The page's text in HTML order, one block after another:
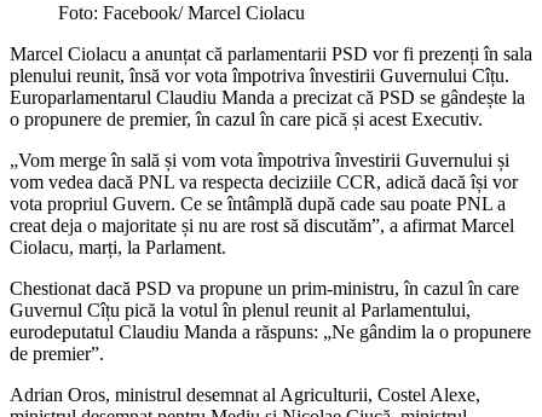
Foto: Facebook/ Marcel Ciolacu
Marcel Ciolacu a anunțat că parlamentarii PSD vor fi prezenți în sala
plenului reunit, însă vor vota împotriva învestirii Guvernului Cîțu.
Europarlamentarul Claudiu Manda a precizat că PSD se gândește la
o propunere de premier, în cazul în care pică și acest Executiv.
„Vom merge în sală și vom vota împotriva învestirii Guvernului și
vom vedea dacă PNL va respecta deciziile CCR, adică dacă își vor
vota propriul Guvern. Ce se întâmplă după cade sau poate PNL a
creat deja o majoritate și nu are rost să discutăm”, a afirmat Marcel
Ciolacu, marți, la Parlament.
Chestionat dacă PSD va propune un prim-ministru, în cazul în care
Guvernul Cîțu pică la votul în plenul reunit al Parlamentului,
eurodeputatul Claudiu Manda a răspuns: „Ne gândim la o propunere
de premier”.
Adrian Oros, ministrul desemnat al Agriculturii, Costel Alexe,